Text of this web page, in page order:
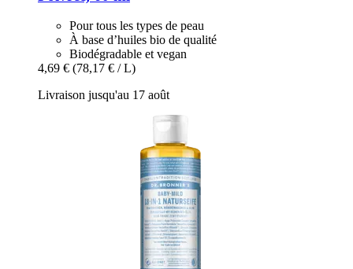
Pour tous les types de peau
À base d’huiles bio de qualité
Biodégradable et vegan
4,69 € (78,17 € / L)
Livraison jusqu'au 17 août